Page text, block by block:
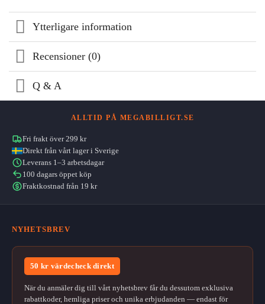
Ytterligare information
Recensioner (0)
Q & A
ALLTID PÅ MEGABILLIGT.SE
Fri frakt över 299 kr
Direkt från vårt lager i Sverige
Leverans 1–3 arbetsdagar
100 dagars öppet köp
Fraktkostnad från 19 kr
NYHETSBREV
50 kr värdecheck direkt
När du anmäler dig till vårt nyhetsbrev får du dessutom exklusiva
rabattkoder, hemliga priser och unika erbjudanden — endast för